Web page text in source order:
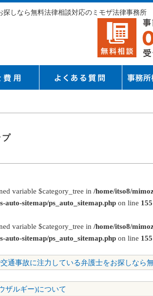
しなら無料法律相談対応のミモザ法律事務所
プ
variable $category_tree in /home/itso8/
auto-sitemap/ps_auto_sitemap.php on line 155
variable $category_tree in /home/itso8/
auto-sitemap/ps_auto_sitemap.php on line 155
通事故に注力している弁護士をお探しなら
ザルギー)について